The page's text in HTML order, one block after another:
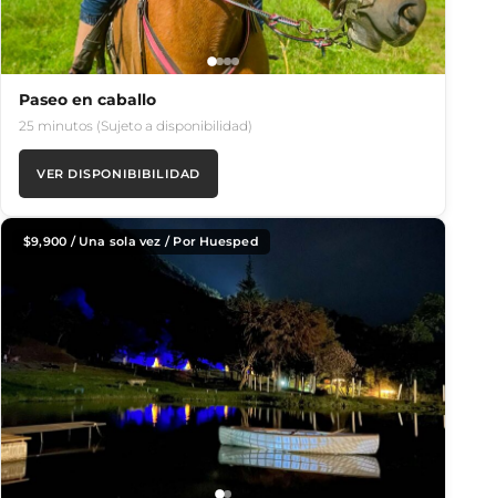
Paseo en caballo
25 minutos (Sujeto a disponibilidad)
VER DISPONIBIBILIDAD
$9,900 / Una sola vez / Por Huesped